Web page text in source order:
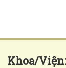
Khoa/Viện: